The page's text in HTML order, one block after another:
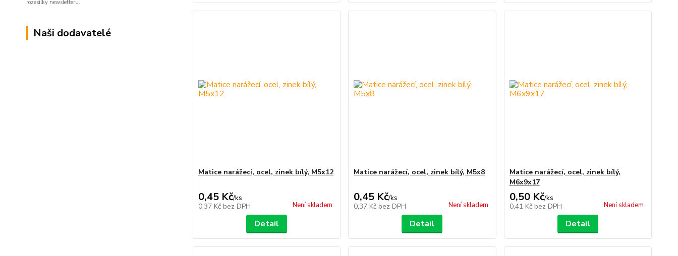
rozesílky newsletteru.
Naši dodavatelé
Matice narážecí, ocel, zinek bílý, M5x12
0,45 Kč/ks
0,37 Kč bez DPH Není skladem
Detail
Matice narážecí, ocel, zinek bílý, M5x8
0,45 Kč/ks
0,37 Kč bez DPH Není skladem
Detail
Matice narážecí, ocel, zinek bílý,
M6x9x17
0,50 Kč/ks
0,41 Kč bez DPH Není skladem
Detail